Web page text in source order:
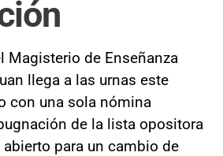
Magisterio de Enseñanza
llega a las urnas este
con una sola nómina
de la lista opositora
para un cambio de